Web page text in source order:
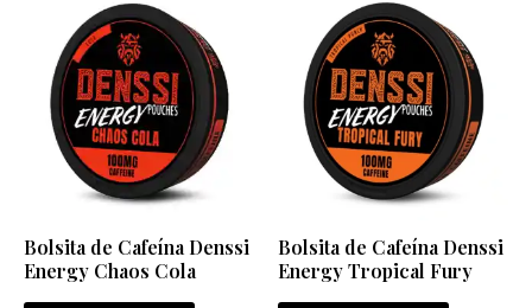
Bolsita de Cafeína Denssi
Energy Chaos Cola
Bolsita de Cafeína Denssi
Energy Tropical Fury